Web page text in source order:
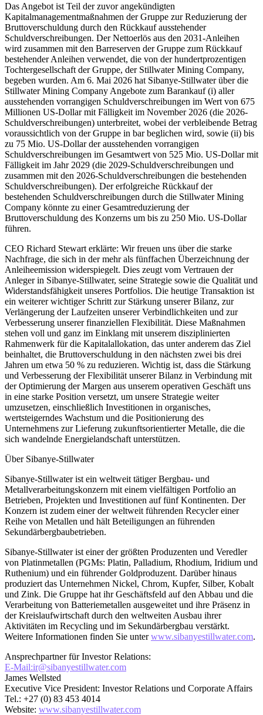
Das Angebot ist Teil der zuvor angekündigten
Kapitalmanagementmaßnahmen der Gruppe zur Reduzierung der
Bruttoverschuldung durch den Rückkauf ausstehender
Schuldverschreibungen. Der Nettoerlös aus den 2031-Anleihen
wird zusammen mit den Barreserven der Gruppe zum Rückkauf
bestehender Anleihen verwendet, die von der hundertprozentigen
Tochtergesellschaft der Gruppe, der Stillwater Mining Company,
begeben wurden. Am 6. Mai 2026 hat Sibanye-Stillwater über die
Stillwater Mining Company Angebote zum Barankauf (i) aller
ausstehenden vorrangigen Schuldverschreibungen im Wert von 675
Millionen US-Dollar mit Fälligkeit im November 2026 (die 2026-
Schuldverschreibungen) unterbreitet, wobei der verbleibende Betrag
voraussichtlich von der Gruppe in bar beglichen wird, sowie (ii) bis
zu 75 Mio. US-Dollar der ausstehenden vorrangigen
Schuldverschreibungen im Gesamtwert von 525 Mio. US-Dollar mit
Fälligkeit im Jahr 2029 (die 2029-Schuldverschreibungen und
zusammen mit den 2026-Schuldverschreibungen die bestehenden
Schuldverschreibungen). Der erfolgreiche Rückkauf der
bestehenden Schuldverschreibungen durch die Stillwater Mining
Company könnte zu einer Gesamtreduzierung der
Bruttoverschuldung des Konzerns um bis zu 250 Mio. US-Dollar
führen.
CEO Richard Stewart erklärte: Wir freuen uns über die starke
Nachfrage, die sich in der mehr als fünffachen Überzeichnung der
Anleiheemission widerspiegelt. Dies zeugt vom Vertrauen der
Anleger in Sibanye-Stillwater, seine Strategie sowie die Qualität und
Widerstandsfähigkeit unseres Portfolios. Die heutige Transaktion ist
ein weiterer wichtiger Schritt zur Stärkung unserer Bilanz, zur
Verlängerung der Laufzeiten unserer Verbindlichkeiten und zur
Verbesserung unserer finanziellen Flexibilität. Diese Maßnahmen
stehen voll und ganz im Einklang mit unserem disziplinierten
Rahmenwerk für die Kapitalallokation, das unter anderem das Ziel
beinhaltet, die Bruttoverschuldung in den nächsten zwei bis drei
Jahren um etwa 50 % zu reduzieren. Wichtig ist, dass die Stärkung
und Verbesserung der Flexibilität unserer Bilanz in Verbindung mit
der Optimierung der Margen aus unserem operativen Geschäft uns
in eine starke Position versetzt, um unsere Strategie weiter
umzusetzen, einschließlich Investitionen in organisches,
wertsteigerndes Wachstum und die Positionierung des
Unternehmens zur Lieferung zukunftsorientierter Metalle, die die
sich wandelnde Energielandschaft unterstützen.
Über Sibanye-Stillwater
Sibanye-Stillwater ist ein weltweit tätiger Bergbau- und
Metallverarbeitungskonzern mit einem vielfältigen Portfolio an
Betrieben, Projekten und Investitionen auf fünf Kontinenten. Der
Konzern ist zudem einer der weltweit führenden Recycler einer
Reihe von Metallen und hält Beteiligungen an führenden
Sekundärbergbaubetrieben.
Sibanye-Stillwater ist einer der größten Produzenten und Veredler
von Platinmetallen (PGMs: Platin, Palladium, Rhodium, Iridium und
Ruthenium) und ein führender Goldproduzent. Darüber hinaus
produziert das Unternehmen Nickel, Chrom, Kupfer, Silber, Kobalt
und Zink. Die Gruppe hat ihr Geschäftsfeld auf den Abbau und die
Verarbeitung von Batteriemetallen ausgeweitet und ihre Präsenz in
der Kreislaufwirtschaft durch den weltweiten Ausbau ihrer
Aktivitäten im Recycling und im Sekundärbergbau verstärkt.
Weitere Informationen finden Sie unterwww.sibanyestillwater.com.
Ansprechpartner für Investor Relations:
E-Mail:ir@sibanyestillwater.com
James Wellsted
Executive Vice President: Investor Relations und Corporate Affairs
Tel.: +27 (0) 83 453 4014
Website: www.sibanyestillwater.com